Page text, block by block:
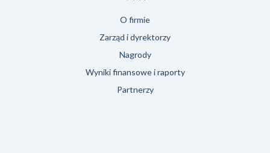
O firmie
Zarząd i dyrektorzy
Nagrody
Wyniki finansowe i raporty
Partnerzy